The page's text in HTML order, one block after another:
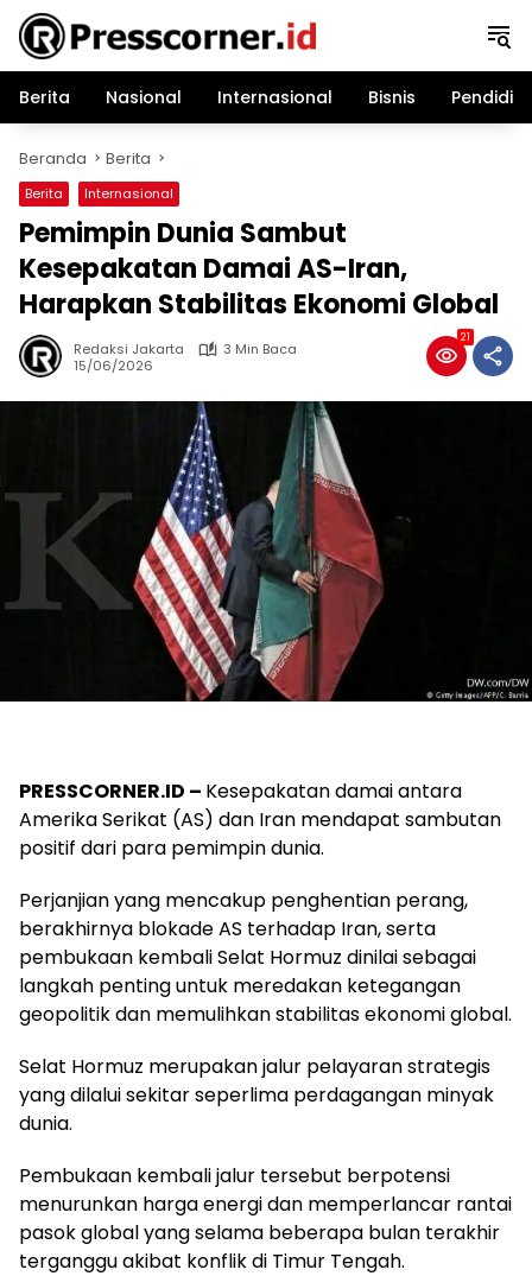
Langsung
konten
Berita
Nasional Internasional Bisnis
Beranda Berita
Berita Internasional
Pemimpin Dunia Sambut
Kesepakatan Damai AS-Iran,
Harapkan Stabilitas Ekonomi Global
Redaksi Jakarta
3 Min Baca
15/06/2026
21
PRESSCORNER.ID – Kesepakatan damai antara
Amerika Serikat (AS) dan Iran mendapat sambutan
positif dari para pemimpin dunia.
Perjanjian yang mencakup penghentian perang,
berakhirnya blokade AS terhadap Iran, serta
pembukaan kembali Selat Hormuz dinilai sebagai
langkah penting untuk meredakan ketegangan
geopolitik dan memulihkan stabilitas ekonomi global.
Selat Hormuz merupakan jalur pelayaran strategis
yang dilalui sekitar seperlima perdagangan minyak
dunia.
Pembukaan kembali jalur tersebut berpotensi
menurunkan harga energi dan memperlancar rantai
pasok global yang selama beberapa bulan terakhir
terganggu akibat konflik di Timur Tengah.